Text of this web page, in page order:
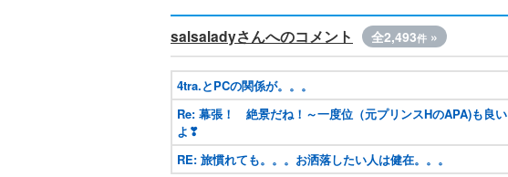
salsaladyさんへのコメント 全2,493件 »
4tra.とPCの関係が。。。
Re: 幕張！ 絶景だね！～一度位（元プリンスHのAPA)も良い
よ❣
RE: 旅慣れても。。。お洒落したい人は健在。。。